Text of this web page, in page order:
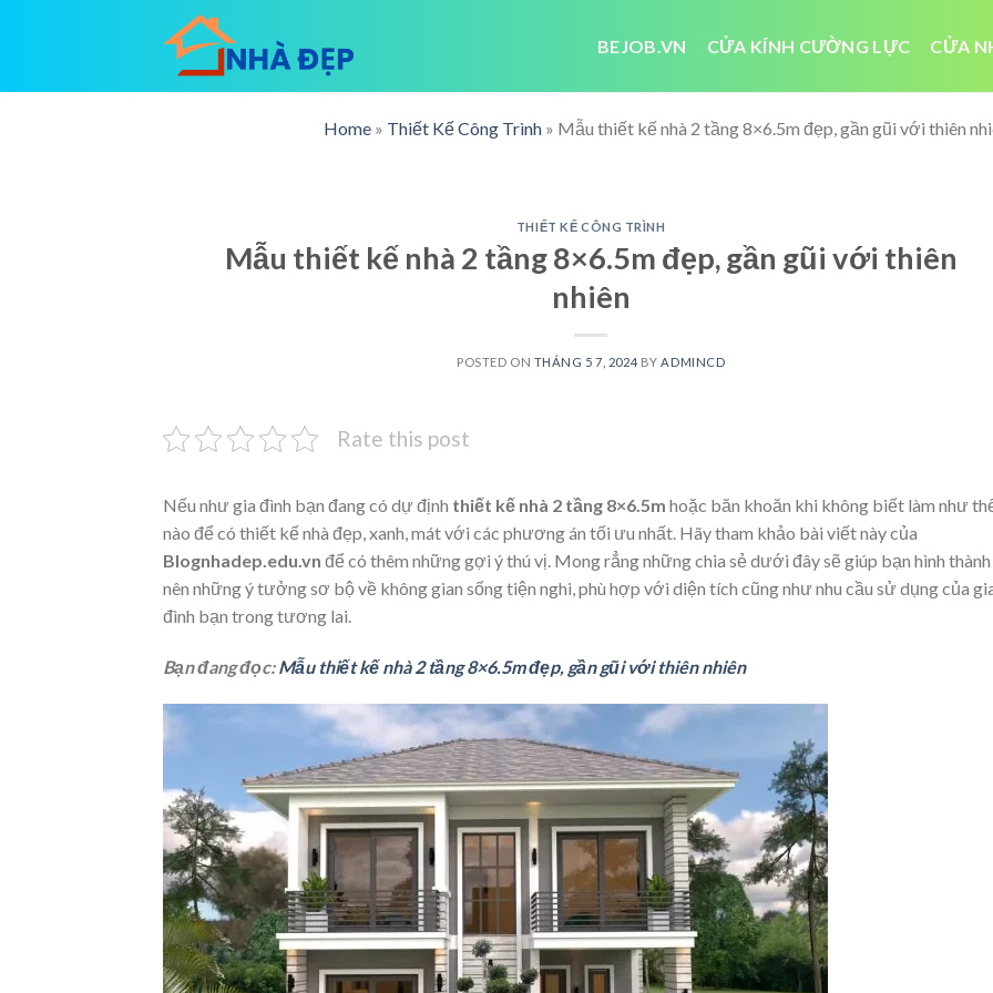
BEJOB.VN CỬA KÍNH CƯỜNG LỰC CỬA
Home » Thiết Kế Công Trình » Mẫu thiết kế nhà 2 tầng 8×6.5m đẹp, gần gũi với thiên
THIẾT KẾ CÔNG TRÌNH
Mẫu thiết kế nhà 2 tầng 8×6.5m đẹp, gần gũi với thiên
nhiên
POSTED ON THÁNG 5 7, 2024 BYADMINCD
Rate this post
Nếu như gia đình bạn đang có dự định thiết kế nhà 2 tầng 8×6.5m hoặc băn khoăn khi không biết làm như
nào để có thiết kế nhà đẹp, xanh, mát với các phương án tối ưu nhất. Hãy tham khảo bài viết này của
Blognhadep.edu.vn để có thêm những gợi ý thú vị. Mong rẳng những chia sẻ dưới đây sẽ giúp bạn hình thành
nên những ý tưởng sơ bộ về không gian sống tiện nghi, phù hợp với diện tích cũng như nhu cầu sử dụng của
đình bạn trong tương lai.
Bạn đang đọc:Mẫu thiết kế nhà 2 tầng 8×6.5m đẹp, gần gũi với thiên nhiên